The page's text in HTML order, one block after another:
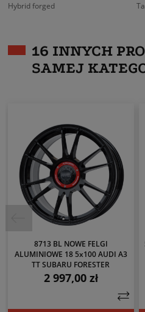
Hybrid forged
16 INNYCH
SAMEJ
8713 BL NOWE FELGI
ALUMINIOWE 18 5x100 AUDI A3
TT SUBARU FORESTER
Cena
2 997,00 zł